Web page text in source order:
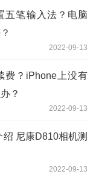
五笔输入法？电脑
2022-09-13
费？iPhone上没有
？
2022-09-13
尼康D810相机测
2022-09-13